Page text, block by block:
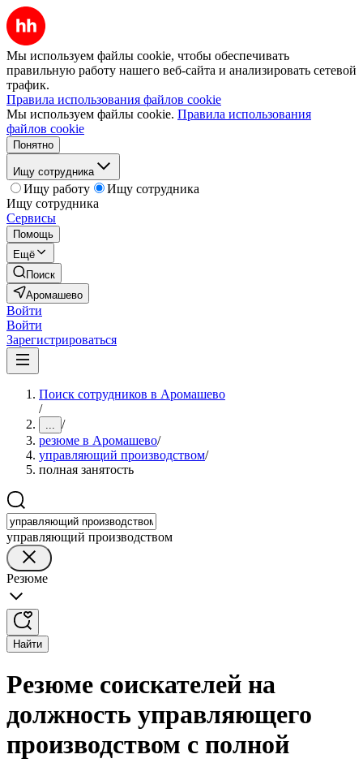
Мы используем файлы cookie, чтобы обеспечивать
правильную работу нашего веб-сайта и анализировать сетевой
трафик.
Правила использования файлов cookie
Мы используем файлы cookie. Правила использования
файлов cookie
Понятно
Ищу сотрудника
Ищу работу
Ищу сотрудника
Ищу сотрудника
Сервисы
Помощь
Ещё
Поиск
Аромашево
Войти
Войти
Зарегистрироваться
Поиск сотрудников в Аромашево
/
... /
резюме в Аромашево/
управляющий производством/
полная занятость
управляющий производством
Резюме
Найти
Резюме соискателей на
должность управляющего
производством с полной